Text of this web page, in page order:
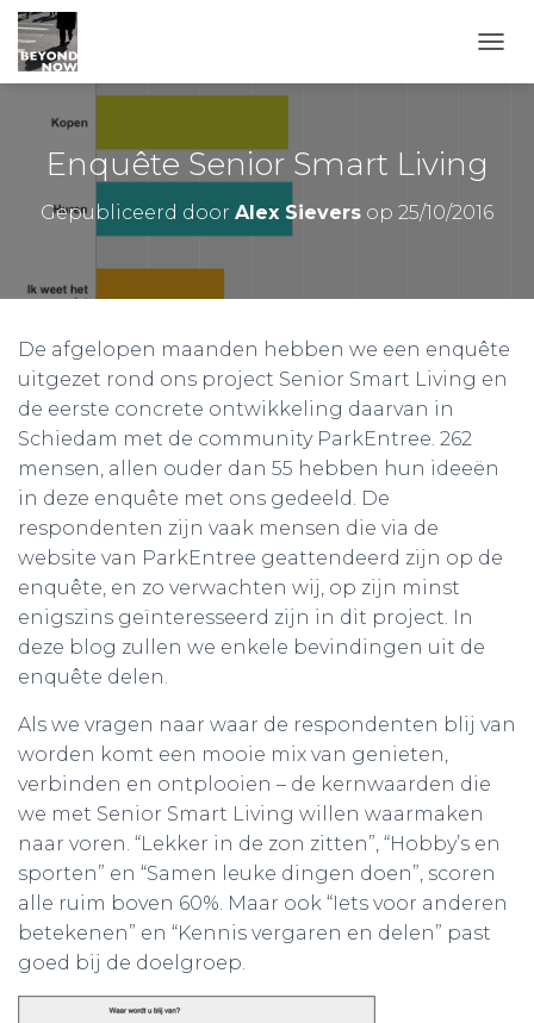
Enquête Senior Smart Living
Gepubliceerd door Alex Sievers op 25/10/2016
De afgelopen maanden hebben we een enquête
uitgezet rond ons project Senior Smart Living en
de eerste concrete ontwikkeling daarvan in
Schiedam met de community ParkEntree. 262
mensen, allen ouder dan 55 hebben hun ideeën
in deze enquête met ons gedeeld. De
respondenten zijn vaak mensen die via de
website van ParkEntree geattendeerd zijn op de
enquête, en zo verwachten wij, op zijn minst
enigszins geïnteresseerd zijn in dit project. In
deze blog zullen we enkele bevindingen uit de
enquête delen.
Als we vragen naar waar de respondenten blij van
worden komt een mooie mix van genieten,
verbinden en ontplooien – de kernwaarden die
we met Senior Smart Living willen waarmaken
naar voren. “Lekker in de zon zitten”, “Hobby’s en
sporten” en “Samen leuke dingen doen”, scoren
alle ruim boven 60%. Maar ook “Iets voor anderen
betekenen” en “Kennis vergaren en delen” past
goed bij de doelgroep.